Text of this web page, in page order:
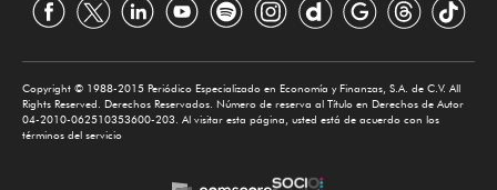
Copyright © 1988-2015 Periódico Especializado en Economía y Finanzas, S.A. de C.V. All
Rights Reserved. Derechos Reservados. Número de reserva al Título en Derechos de Autor
04-2010-062510353600-203. Al visitar esta página, usted está de acuerdo con los
términos del servicio